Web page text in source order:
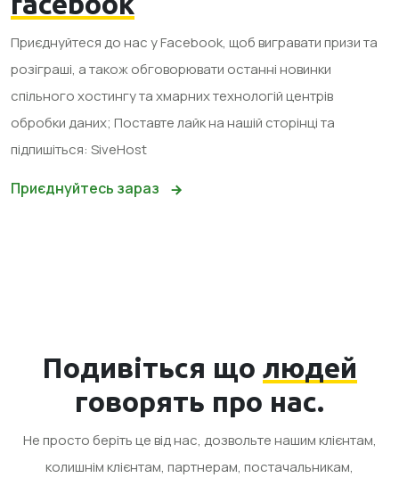
Приєднуйтеся до нас у Facebook, щоб вигравати призи та
розіграші, а також обговорювати останні новинки
спільного хостингу та хмарних технологій центрів
обробки даних; Поставте лайк на нашій сторінці та
підпишіться: SiveHost
Приєднуйтесь зараз
Подивіться що людей
говорять про нас.
Не просто беріть це від нас, дозвольте нашим клієнтам,
колишнім клієнтам, партнерам, постачальникам,